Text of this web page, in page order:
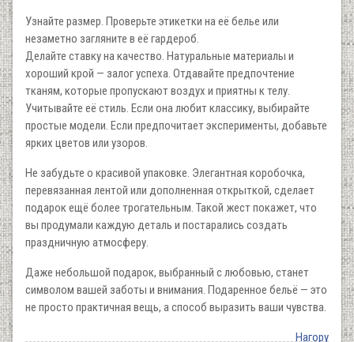
Узнайте размер. Проверьте этикетки на её белье или
незаметно загляните в её гардероб.
Делайте ставку на качество. Натуральные материалы и
хороший крой — залог успеха. Отдавайте предпочтение
тканям, которые пропускают воздух и приятны к телу.
Учитывайте её стиль. Если она любит классику, выбирайте
простые модели. Если предпочитает эксперименты, добавьте
ярких цветов или узоров.
Не забудьте о красивой упаковке. Элегантная коробочка,
перевязанная лентой или дополненная открыткой, сделает
подарок ещё более трогательным. Такой жест покажет, что
вы продумали каждую деталь и постарались создать
праздничную атмосферу.
Даже небольшой подарок, выбранный с любовью, станет
символом вашей заботы и внимания. Подаренное бельё — это
не просто практичная вещь, а способ выразить ваши чувства.
Нагору